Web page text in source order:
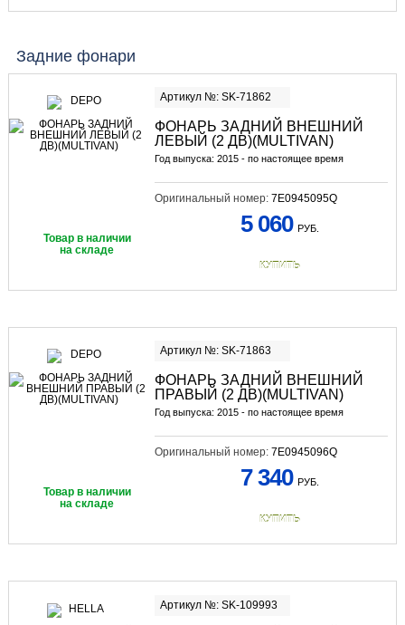
Задние фонари
Артикул №: SK-71862
ФОНАРЬ ЗАДНИЙ ВНЕШНИЙ
ЛЕВЫЙ (2 ДВ)(MULTIVAN)
Год выпуска: 2015 - по настоящее время
Оригинальный номер: 7E0945095Q
Товар в наличии
на складе
5 060 РУБ.
КУПИТЬ
Артикул №: SK-71863
ФОНАРЬ ЗАДНИЙ ВНЕШНИЙ
ПРАВЫЙ (2 ДВ)(MULTIVAN)
Год выпуска: 2015 - по настоящее время
Оригинальный номер: 7E0945096Q
Товар в наличии
на складе
7 340 РУБ.
КУПИТЬ
Артикул №: SK-109993